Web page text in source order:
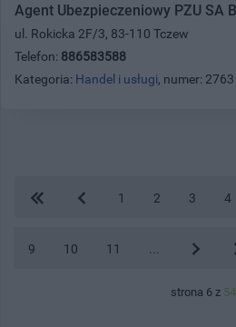
Agent Ubezpieczeniowy PZU SA
ul. Rokicka 2F/3, 83-110 Tczew
Telefon: 886583588
Kategoria: Handel i usługi, numer: 2763
1 2 3 4
9 10 11
strona 6 z 54